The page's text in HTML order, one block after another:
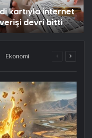
kartıyla internet
devri bitti
Ekonomi
ÖncekiSonraki